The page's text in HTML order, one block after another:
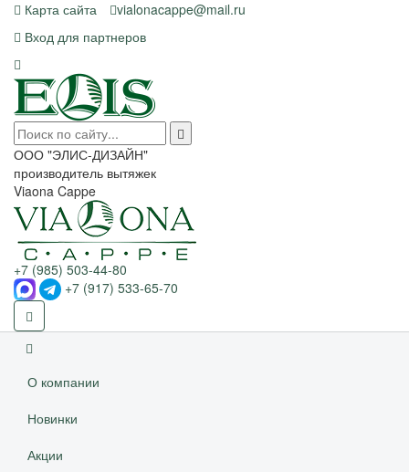
Карта сайта
vialonacappe@mail.ru
Вход для партнеров
ООО "ЭЛИС-ДИЗАЙН"
производитель вытяжек
Viaona Cappe
+7 (985) 503-44-80
+7 (917) 533-65-70
О компании
Новинки
Акции